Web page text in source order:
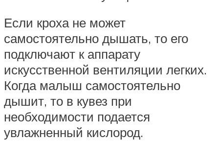
Если кроха не может
самостоятельно дышать, то его
подключают к аппарату
искусственной вентиляции легких.
Когда малыш самостоятельно
дышит, то в кувез при
необходимости подается
увлажненный кислород.